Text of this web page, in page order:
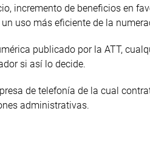
incremento de beneficios en
uso más eficiente de la
publicado por la ATT,
si así lo decide.
de telefonía de la cual
administrativas.